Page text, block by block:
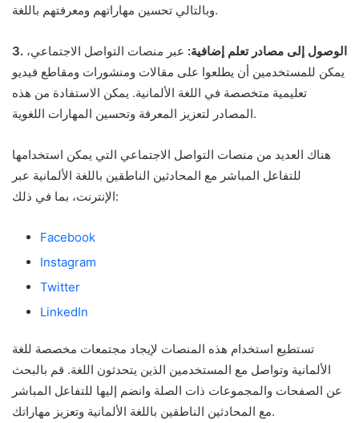
وبالتالي تحسين مهاراتهم ومعرفتهم باللغة.
3. الوصول إلى مصادر تعلم إضافية: عبر منصات التواصل الاجتماعي،
يمكن للمستخدمين أن يطلعوا على مقالات ومنشورات ومقاطع فيديو
تعليمية متخصصة في اللغة الألمانية. يمكن الاستفادة من هذه
المصادر لتعزيز المعرفة وتحسين المهارات اللغوية.
هناك العديد من منصات التواصل الاجتماعي التي يمكن استخدامها
للتفاعل المباشر مع المحادثين الناطقين باللغة الألمانية عبر
الإنترنت، بما في ذلك:
Facebook
Instagram
Twitter
LinkedIn
تستطيع استخدام هذه المنصات لإيجاد مجتمعات مخصصة للغة
الألمانية وتواصل مع المستخدمين الذين يتحدثون اللغة. قم بالبحث
عن الصفحات والمجموعات ذات الصلة وانضم إليها للتفاعل المباشر
مع المحادثين الناطقين باللغة الألمانية وتعزيز مهاراتك.